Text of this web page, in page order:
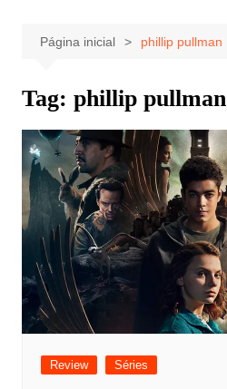
Página inicial phillip pullman
Tag: phillip pullman
Review Séries